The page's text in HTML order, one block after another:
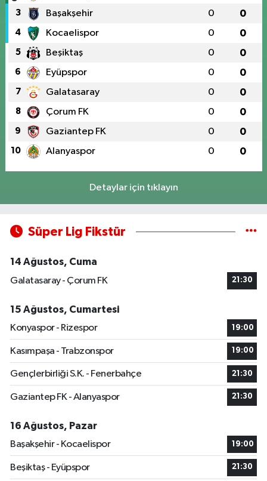
3 Başakşehir 0 0
4 Kocaelispor 0 0
5 Beşiktaş 0 0
6 Eyüpspor 0 0
7 Galatasaray 0 0
8 Çorum FK 0 0
9 Gaziantep FK 0 0
10 Alanyaspor 0 0
Detaylar için tıklayın
Süper Lig Fikstür
14 Ağustos, Cuma
Galatasaray - Çorum FK
21:30
15 Ağustos, Cumartesi
Konyaspor - Rizespor
19:00
Kasımpaşa - Trabzonspor 19:00
Gençlerbirliği S.K. - Fenerbahçe 21:30
Gaziantep FK - Alanyaspor 21:30
16 Ağustos, Pazar
Başakşehir - Kocaelispor
19:00
Beşiktaş - Eyüpspor 21:30